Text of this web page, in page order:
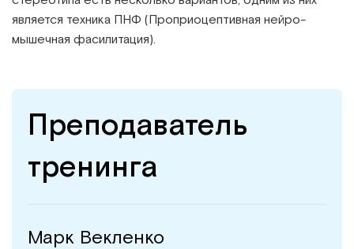
является техника ПНФ (Проприоцептивная нейро-
мышечная фасилитация).
Преподаватель
тренинга
Марк Векленко